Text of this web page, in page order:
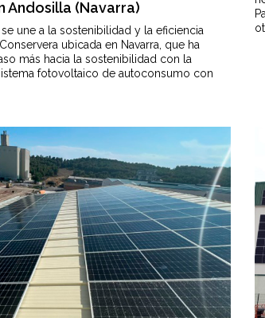
Andosilla (Navarra)
une a la sostenibilidad y la eficiencia
ubicada en Navarra, que ha
más hacia la sostenibilidad con la
fotovoltaico de autoconsumo con